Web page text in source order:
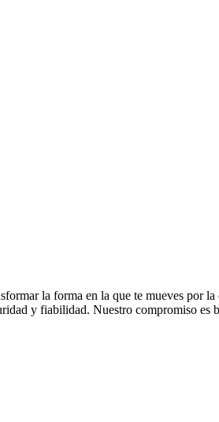
la forma en la que te mueves por
y fiabilidad. Nuestro compromiso es